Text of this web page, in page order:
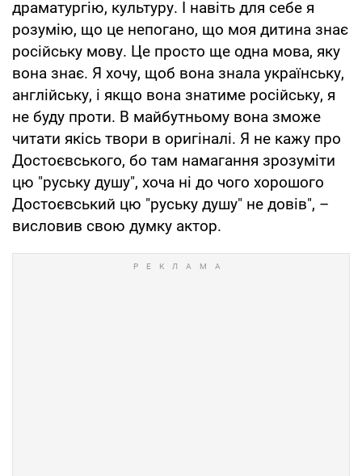
драматургію, культуру. І навіть для себе я
розумію, що це непогано, що моя дитина знає
російську мову. Це просто ще одна мова, яку
вона знає. Я хочу, щоб вона знала українську,
англійську, і якщо вона знатиме російську, я
не буду проти. В майбутньому вона зможе
читати якісь твори в оригіналі. Я не кажу про
Достоєвського, бо там намагання зрозуміти
цю "руську душу", хоча ні до чого хорошого
Достоєвський цю "руську душу" не довів", –
висловив свою думку актор.